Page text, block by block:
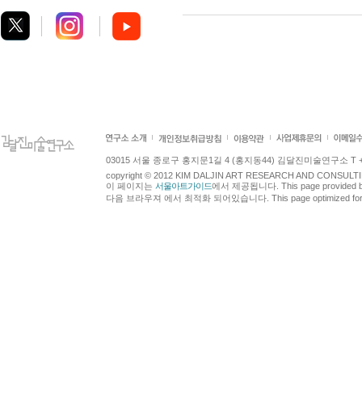
03015 서울 종로구 홍지문1길 4 (홍지동44) 김달진미술연구소 T
copyright © 2012 KIM DALJIN ART RESEARCH AND
이 페이지는 서울아트가이드에서 제공됩니다. This page provided
다음 브라우져 에서 최적화 되어있습니다. This page optimized